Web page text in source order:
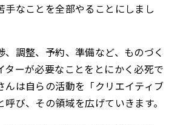
手なことを全部やることにしまし
調整、予約、準備など、ものづく
ターが必要なことをとにかく必死で
んは自らの活動を「クリエイティブ
び、その領域を広げていきます。